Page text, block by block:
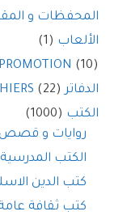
المحفظات و
الألعاب (1)
PROMOTION (10)
الدفاتر LES CAHIERS (22)
الكتب (1000)
روايات و قصص
الكتب المدرسية
كتب الدين
كتب ثقافة